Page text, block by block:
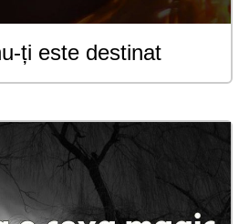
ți este destinat